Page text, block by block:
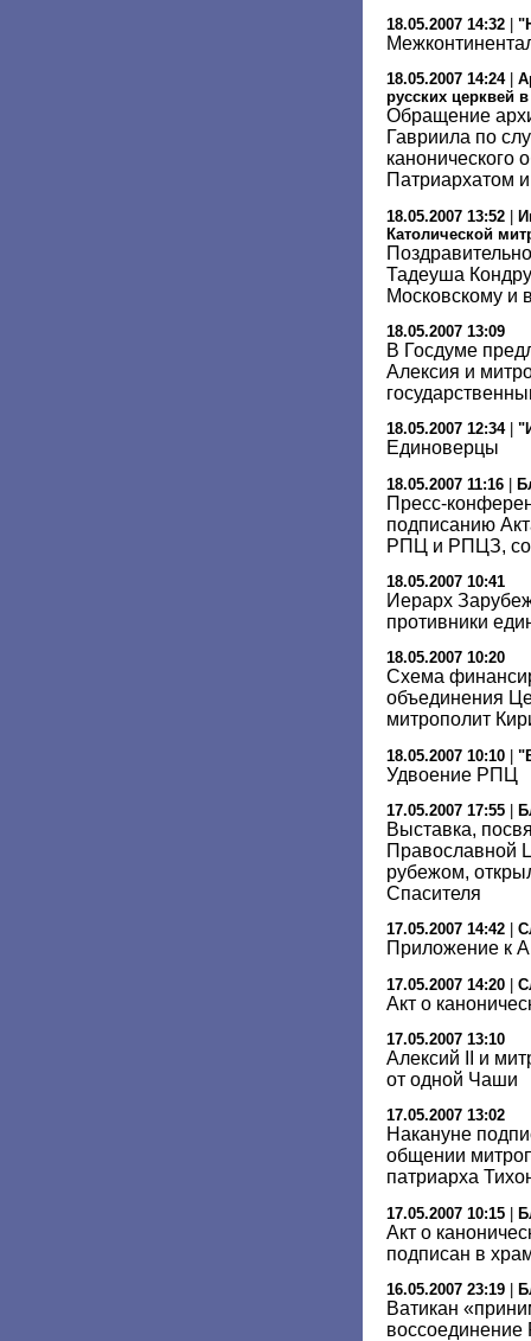
18.05.2007 14:32
18.05.2007 14:24|
русских церквей
Обращение
Гавриила по
канонического
Патриархатом
18.05.2007 13:52 |
Католической
Тадеуша
Московскому и
18.05.2007 13:09
В Госдуме
Алексия и
18.05.2007 12:34|
Единоверцы
18.05.2007 11:16 |
Пресс-
подписанию
РПЦ и РПЦЗ,
18.05.2007 10:41
Иерарх
противники
18.05.2007 10:20
Схема
объединения
митрополит
18.05.2007 10:10 |
Удвоение РПЦ
17.05.2007 17:55
Выставка,
Православной
рубежом,
Спасителя
17.05.2007 14:42
Приложение к
17.05.2007 14:20 |
Акт о
17.05.2007 13:10
Алексий II и
от одной Чаши
17.05.2007 13:02
Накануне
общении
патриарха
17.05.2007 10:15 |
Акт о
подписан в
16.05.2007 23:19
Ватикан